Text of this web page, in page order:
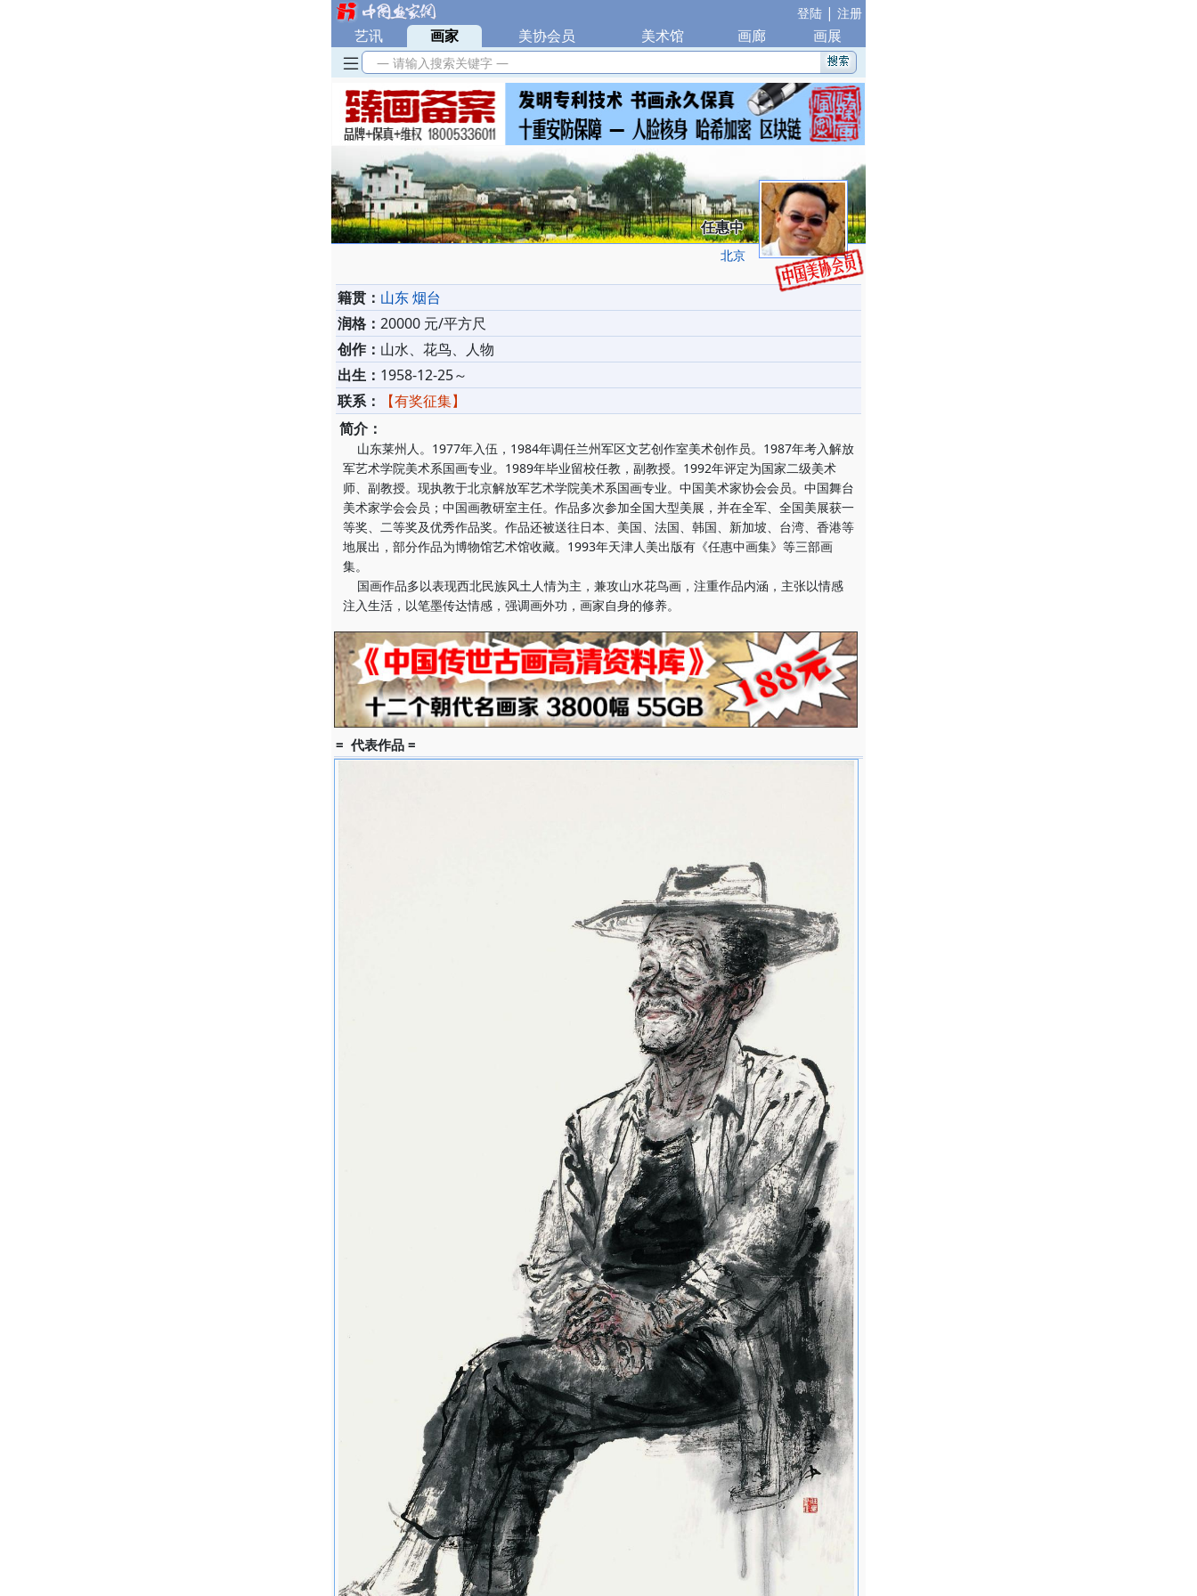
登陆 | 注册
艺讯 | 画家 美协会员 美术馆 画廊 画展
— 请输入搜索关键字 —
任惠中
北京
籍贯： 山东 烟台
润格： 20000 元/平方尺
创作： 山水、花鸟、人物
出生： 1958-12-25～
联系：
【有奖征集】
简介：
山东莱州人。1977年入伍，1984年调任兰州军区文艺创作室美术创作员。1987年考入解放
军艺术学院美术系国画专业。1989年毕业留校任教，副教授。1992年评定为国家二级美术
师、副教授。现执教于北京解放军艺术学院美术系国画专业。中国美术家协会会员。中国舞台
美术家学会会员；中国画教研室主任。作品多次参加全国大型美展，并在全军、全国美展获一
等奖、二等奖及优秀作品奖。作品还被送往日本、美国、法国、韩国、新加坡、台湾、香港等
地展出，部分作品为博物馆艺术馆收藏。1993年天津人美出版有《任惠中画集》等三部画
集。
国画作品多以表现西北民族风土人情为主，兼攻山水花鸟画，注重作品内涵，主张以情感
注入生活，以笔墨传达情感，强调画外功，画家自身的修养。
= 代表作品 =